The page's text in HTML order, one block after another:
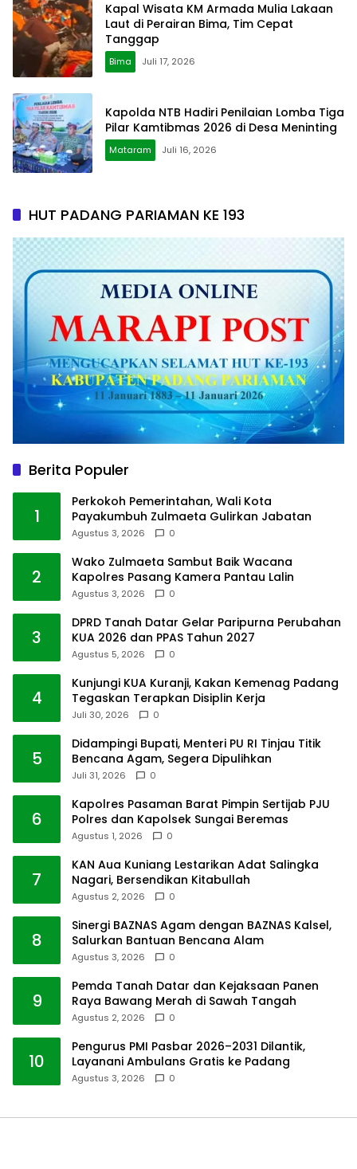
Kapal Wisata KM Armada Mulia Lakaan
Laut di Perairan Bima, Tim Cepat
Tanggap
Bima Juli 17, 2026
Kapolda NTB Hadiri Penilaian Lomba Tiga
Pilar Kamtibmas 2026 di Desa Meninting
Mataram Juli 16, 2026
HUT PADANG PARIAMAN KE 193
Berita Populer
1
Perkokoh Pemerintahan, Wali Kota
Payakumbuh Zulmaeta Gulirkan Jabatan
Agustus 3, 2026 0
2
Wako Zulmaeta Sambut Baik Wacana
Kapolres Pasang Kamera Pantau Lalin
Agustus 3, 2026 0
3
DPRD Tanah Datar Gelar Paripurna Perubahan
KUA 2026 dan PPAS Tahun 2027
Agustus 5, 2026 0
4
Kunjungi KUA Kuranji, Kakan Kemenag Padang
Tegaskan Terapkan Disiplin Kerja
Juli 30, 2026 0
5
Didampingi Bupati, Menteri PU RI Tinjau Titik
Bencana Agam, Segera Dipulihkan
Juli 31, 2026 0
6
Kapolres Pasaman Barat Pimpin Sertijab PJU
Polres dan Kapolsek Sungai Beremas
Agustus 1, 2026 0
7
KAN Aua Kuniang Lestarikan Adat Salingka
Nagari, Bersendikan Kitabullah
Agustus 2, 2026 0
8
Sinergi BAZNAS Agam dengan BAZNAS Kalsel,
Salurkan Bantuan Bencana Alam
Agustus 3, 2026 0
9
Pemda Tanah Datar dan Kejaksaan Panen
Raya Bawang Merah di Sawah Tangah
Agustus 2, 2026 0
10
Pengurus PMI Pasbar 2026–2031 Dilantik,
Layanani Ambulans Gratis ke Padang
Agustus 3, 2026 0